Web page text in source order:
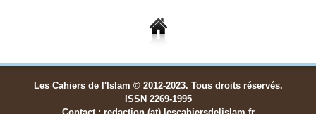
Les Cahiers de l'Islam © 2012-2023. Tous droits réservés.
ISSN 2269-1995